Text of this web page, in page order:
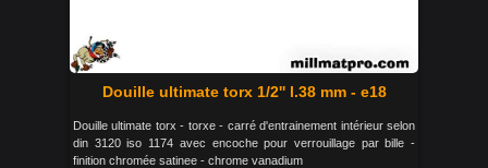
Douille ultimate torx 1/2'' l.38 mm - e18
Douille ultimate torx - torxe - carré d'entrainement intérieur selon
din 3120 iso 1174 avec encoche pour verrouillage par bille -
finition chromée satinee - chrome vanadium